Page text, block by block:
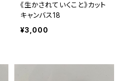
《生かされていくこと》カット
キャンバス18
¥3,000